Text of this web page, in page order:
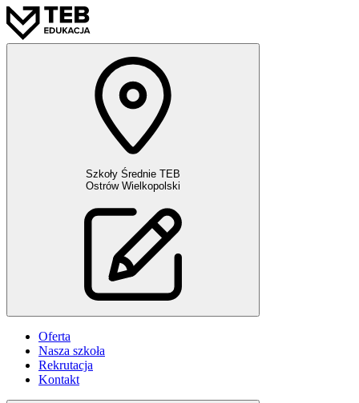
Szkoły Średnie TEB
Ostrów Wielkopolski
Oferta
Nasza szkoła
Rekrutacja
Kontakt